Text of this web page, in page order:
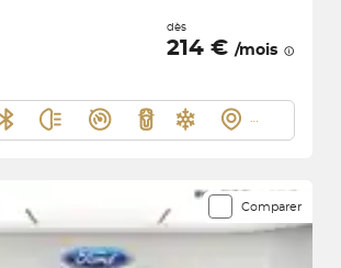
dès
214 € /mois
Comparer